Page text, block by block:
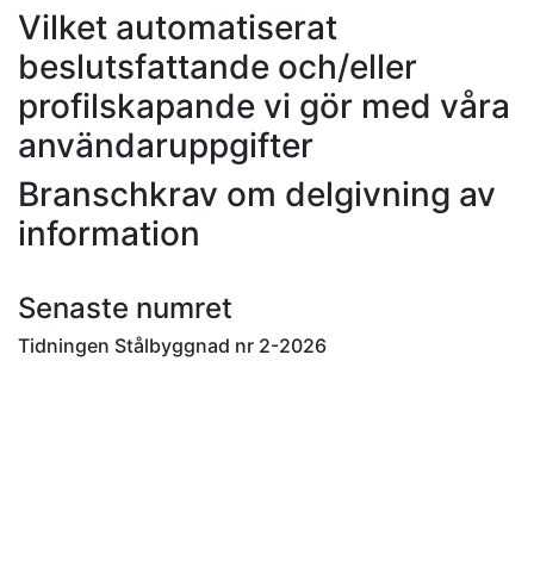
Vilket automatiserat
beslutsfattande och/eller
profilskapande vi gör med våra
användaruppgifter
Branschkrav om delgivning av
information
Senaste numret
Tidningen Stålbyggnad nr 2-2026